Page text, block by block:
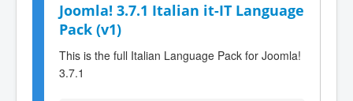
Joomla! 3.7.1 Italian it-IT Language
Pack (v1)
This is the full Italian Language Pack for Joomla!
3.7.1